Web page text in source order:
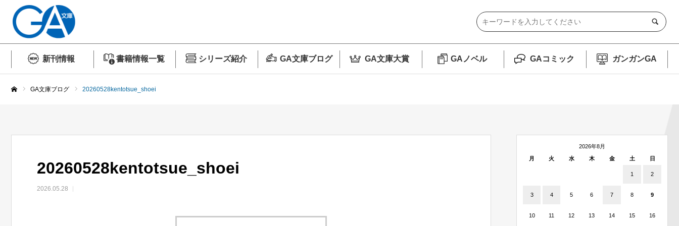
新刊情報 書籍情報一覧 シリーズ紹介 GA文庫ブログ GA文庫大賞 GAノベル GAコミック ガンガンGA
GA文庫ブログ 20260528kentotsue_shoei
20260528kentotsue_shoei
2026.05.28
2026年8月
月
火 水 木 金 土 日
1 2
3 4 5 6 7 8 9
10 11 12 13 14 15 16